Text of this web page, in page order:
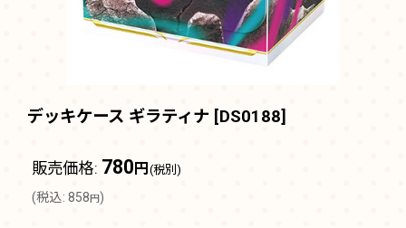
デッキケース ギラティナ [DS0188]
販売価格: 780 円 (税別)
(税込: 858 円 )